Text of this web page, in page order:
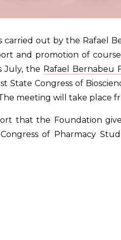
carried out by the Rafael
and promotion of
July, the Rafael Bernabeu
State Congress of
meeting will take place
that the Foundation
of Pharmacy